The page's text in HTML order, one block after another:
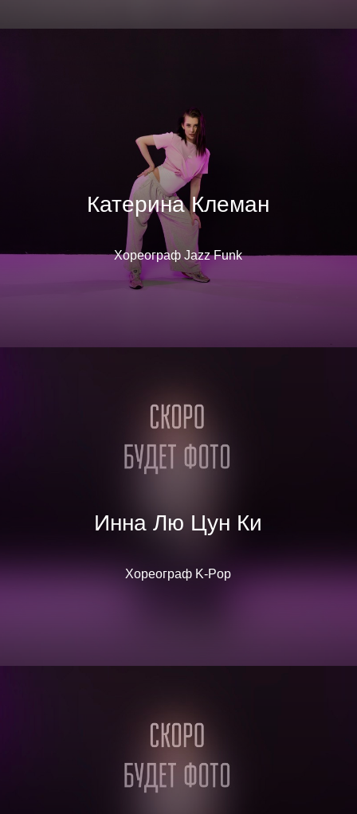
Катерина Клеман
Хореограф Jazz Funk
Инна Лю Цун Ки
Хореограф K-Pop